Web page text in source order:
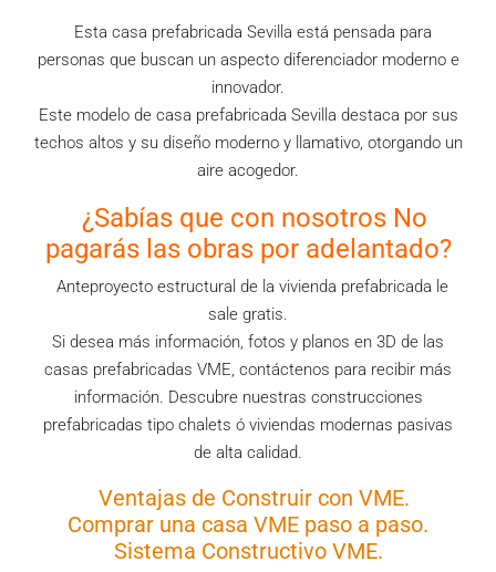
Esta casa prefabricada Sevilla está pensada para
personas que buscan un aspecto diferenciador moderno e
innovador.
Este modelo de casa prefabricada Sevilla destaca por sus
techos altos y su diseño moderno y llamativo, otorgando un
aire acogedor.
¿Sabías que con nosotros No
pagarás las obras por adelantado?
Anteproyecto estructural de la vivienda prefabricada le
sale gratis.
Si desea más información, fotos y planos en 3D de las
casas prefabricadas VME, contáctenos para recibir más
información. Descubre nuestras construcciones
prefabricadas tipo chalets ó viviendas modernas pasivas
de alta calidad.
Ventajas de Construir con VME.
Comprar una casa VME paso a paso.
Sistema Constructivo VME.